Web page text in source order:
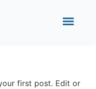
first post. Edit or